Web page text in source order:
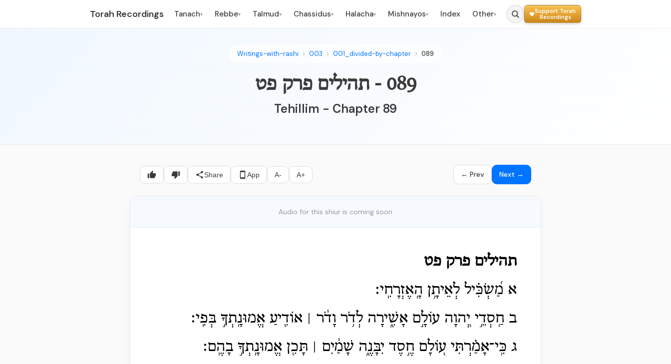
Torah Recordings Tanach▾ Rebbe▾ Talmud▾ Chassidus▾ Halacha▾ Mishnayos▾ Index Other▾
Support Torah
Recordings
Writings-with-rashi 003 001_divided-by-chapter 089
089 - תהילים פרק פט
Tehillim - Chapter 89
Share App A- A+ ← Prev Next →
Audio for this shiur is coming soon
תהילים פרק פט
א מַ֝שְׂכִּ֗יל לְאֵיתָ֥ן הָֽאֶזְרָחִֽי׃
ב חַֽסְדֵ֣י יְ֭הוָה עוֹלָ֣ם אָשִׁ֑ירָה לְדֹ֥ר וָדֹ֓ר ׀ אוֹדִ֖יעַ אֱמוּנָֽתְךָ֣ בְּפִֽי׃
ג כִּֽי־אָמַ֗רְתִּי ע֭וֹלָם חֶ֣סֶד יִבָּנֶ֑ה שָׁמַ֓יִם ׀ תָּכִ֖ן אֱמוּנָֽתְךָ֣ בָהֶֽם׃